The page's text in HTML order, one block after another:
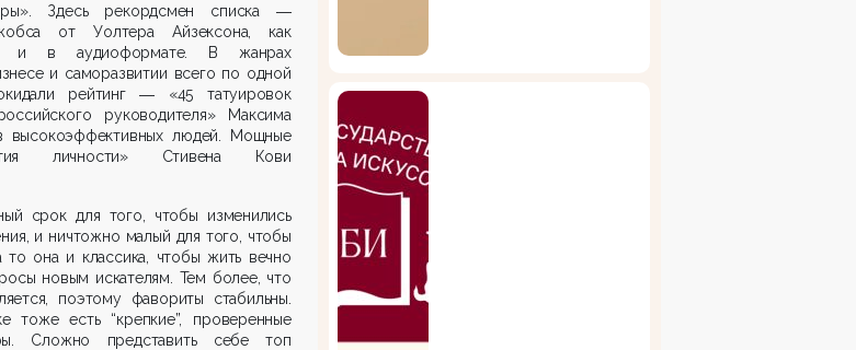
Здесь рекордсмен списка ―
от Уолтера Айзексона, как
и в аудиоформате. В жанрах
и саморазвитии всего по одной
рейтинг ― «45 татуировок
руководителя» Максима
высокоэффективных людей. Мощные
личности» Стивена Кови
срок для того, чтобы изменились
и ничтожно малый для того, чтобы
то она и классика, чтобы жить вечно
новым искателям. Тем более, что
поэтому фавориты стабильны.
тоже есть “крепкие”, проверенные
Сложно представить себе топ